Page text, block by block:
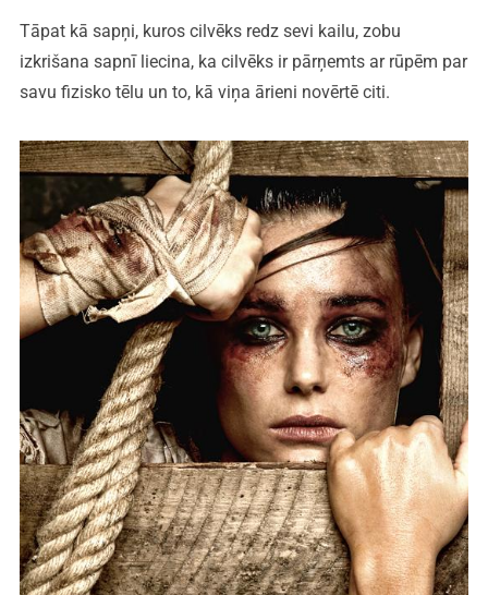
Tāpat kā sapņi, kuros cilvēks redz sevi kailu, zobu
izkrišana sapnī liecina, ka cilvēks ir pārņemts ar rūpēm par
savu fizisko tēlu un to, kā viņa ārieni novērtē citi.